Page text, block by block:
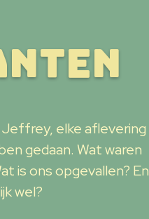
Jeffrey, elke aflevering
gedaan. Wat waren
is ons opgevallen? En
wel?